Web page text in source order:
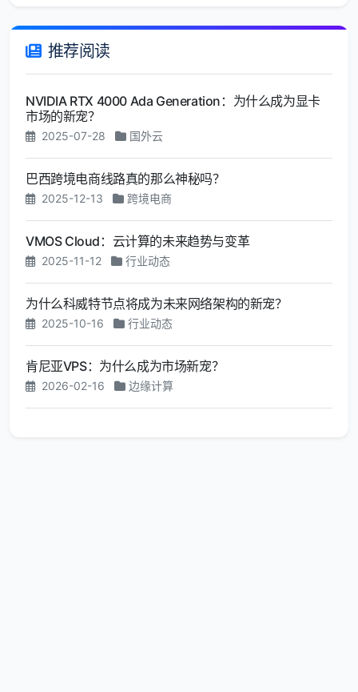
推荐阅读
NVIDIA RTX 4000 Ada Generation：为什么成为显卡
市场的新宠？
2025-07-28 国外云
巴西跨境电商线路真的那么神秘吗？
2025-12-13 跨境电商
VMOS Cloud：云计算的未来趋势与变革
2025-11-12 行业动态
为什么科威特节点将成为未来网络架构的新宠？
2025-10-16 行业动态
肯尼亚VPS：为什么成为市场新宠？
2026-02-16 边缘计算